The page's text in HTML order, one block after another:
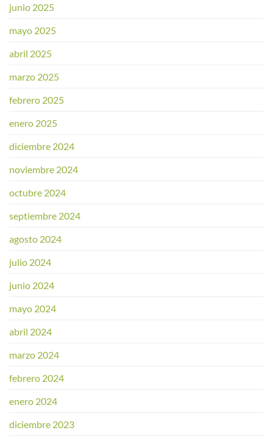
junio 2025
mayo 2025
abril 2025
marzo 2025
febrero 2025
enero 2025
diciembre 2024
noviembre 2024
octubre 2024
septiembre 2024
agosto 2024
julio 2024
junio 2024
mayo 2024
abril 2024
marzo 2024
febrero 2024
enero 2024
diciembre 2023